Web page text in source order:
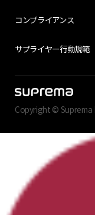
コンプライアンス
サプライヤー行動規範
Copyright © Suprema